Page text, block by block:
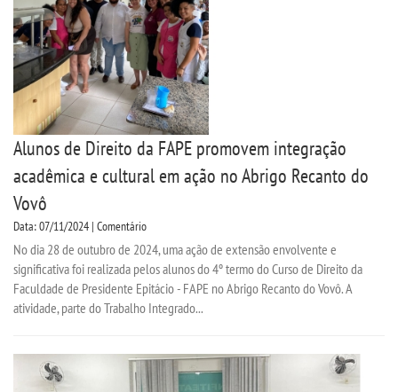
Alunos de Direito da FAPE promovem integração
acadêmica e cultural em ação no Abrigo Recanto do
Vovô
Data: 07/11/2024 | Comentário
No dia 28 de outubro de 2024, uma ação de extensão envolvente e
significativa foi realizada pelos alunos do 4º termo do Curso de Direito da
Faculdade de Presidente Epitácio - FAPE no Abrigo Recanto do Vovô. A
atividade, parte do Trabalho Integrado...